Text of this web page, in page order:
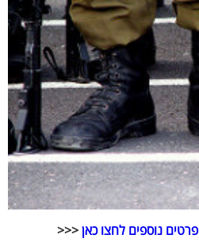
נוספים לחצו כאן<<<